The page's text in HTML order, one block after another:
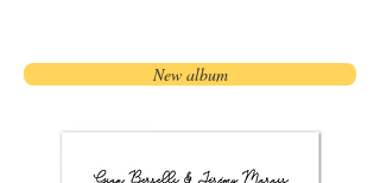
New album